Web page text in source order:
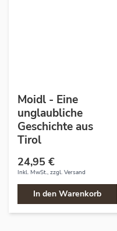
Moidl - Eine
unglaubliche
Geschichte aus
Tirol
24,95 €
Inkl. MwSt., zzgl. Versand
In den Warenkorb